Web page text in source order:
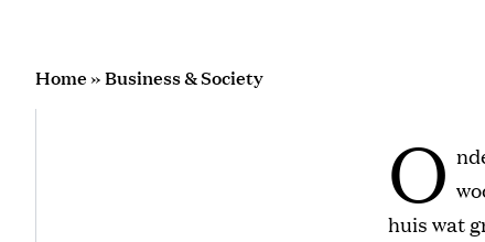
Home»Business & Society
O
huis wat